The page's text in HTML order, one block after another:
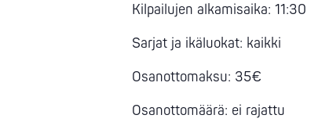
Kilpailujen alkamisaika: 11:30
Sarjat ja ikäluokat: kaikki
Osanottomaksu: 35€
Osanottomäärä: ei rajattu